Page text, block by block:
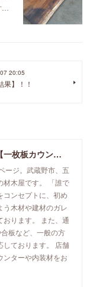
20:05
果】！！
東京・吉祥寺の勝又木材【一枚板カウンター】
ージ。武蔵野市、五
材木屋です。 「誰で
コンセプトに、初め
う木材や建材のガレ
おります。 また、通
板など、一般の方
しております。 店舗
ンターや内装材をお